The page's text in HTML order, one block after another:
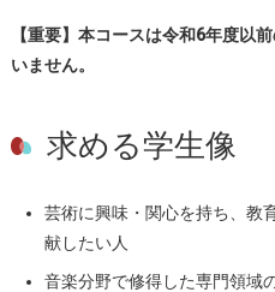
【重要】本コースは令和6年度以
いません。
求める学生像
芸術に興味・関心を持ち、教
献したい人
音楽分野で修得した専門領域